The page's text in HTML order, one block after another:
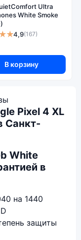
Ultra
White Smoke
4,9(167)
В корзину
Pixel 4 XL
Санкт-
White
в
на 1440
защиты